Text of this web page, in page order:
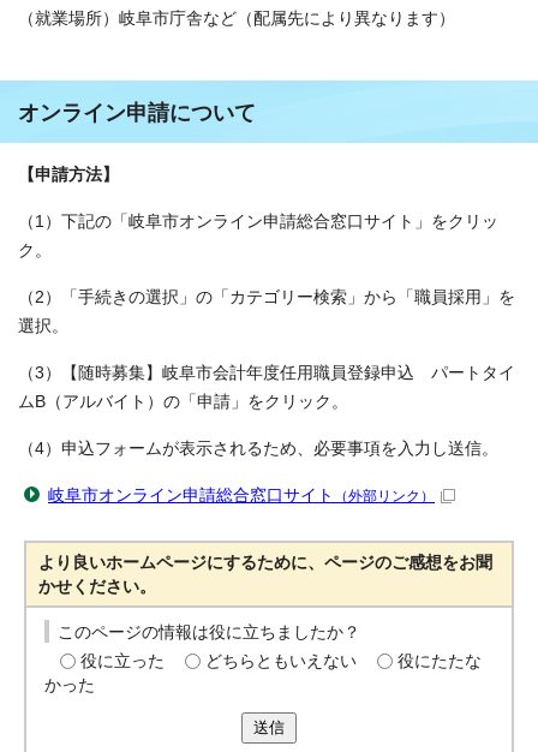
（就業場所）岐阜市庁舎など（配属先により異なります）
オンライン申請について
【申請方法】
（1）下記の「岐阜市オンライン申請総合窓口サイト」をクリッ
ク。
（2）「手続きの選択」の「カテゴリー検索」から「職員採用」を
選択。
（3）【随時募集】岐阜市会計年度任用職員登録申込 パートタイ
ムB（アルバイト）の「申請」をクリック。
（4）申込フォームが表示されるため、必要事項を入力し送信。
岐阜市オンライン申請総合窓口サイト （外部リンク）
より良いホームページにするために、ページのご感想をお聞
かせください。
このページの情報は役に立ちましたか？
役に立った
どちらともいえない
役にたたな
かった
送信